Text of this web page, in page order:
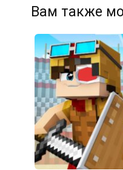
Вам также